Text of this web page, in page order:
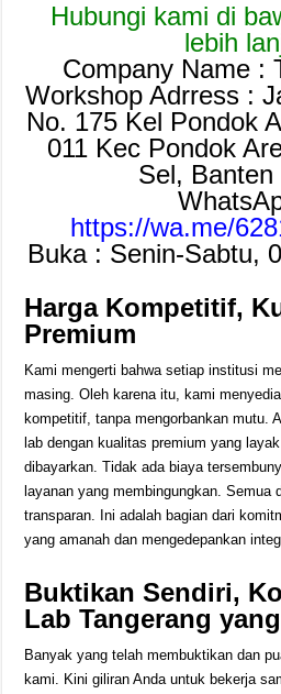
Hubungi kami di
lebih
Company Name :
Workshop Adrress :
No. 175 Kel Pondok
011 Kec Pondok
Sel, Banten
https://wa.me/
Buka : Senin-Sabtu,
Harga Kompetitif,
Premium
Kami mengerti bahwa setiap institusi
masing. Oleh karena itu, kami
kompetitif, tanpa mengorbankan mutu.
lab dengan kualitas premium yang
dibayarkan. Tidak ada biaya
layanan yang membingungkan. Semua
transparan. Ini adalah bagian dari
yang amanah dan mengedepankan
Buktikan Sendiri,
Lab Tangerang
Banyak yang telah membuktikan dan
kami. Kini giliran Anda untuk bekerja